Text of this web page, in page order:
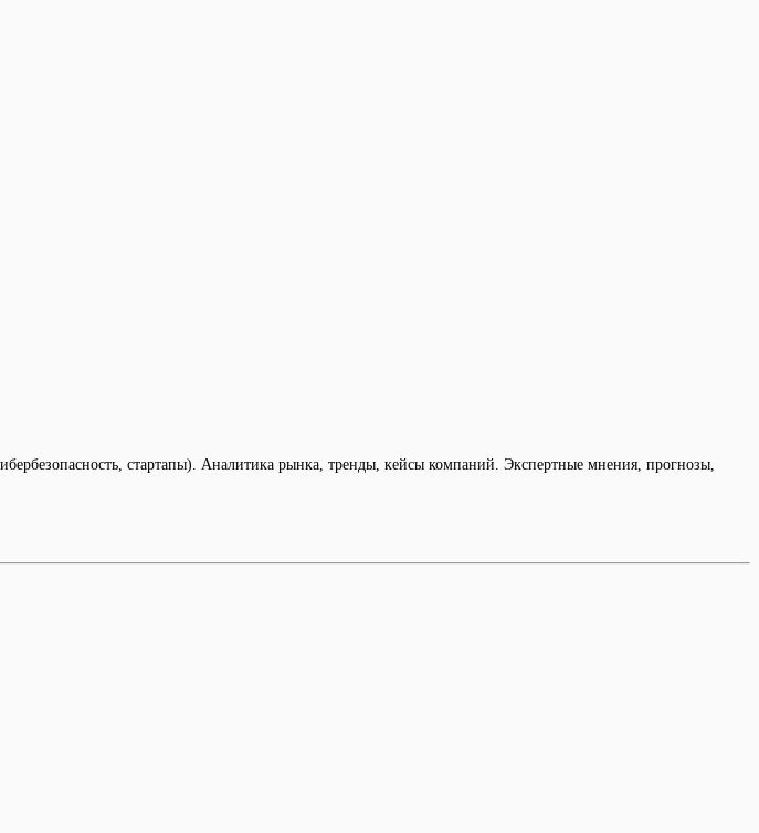
стартапы). Аналитика рынка, тренды, кейсы компаний. Экспертные мнения, прогнозы,